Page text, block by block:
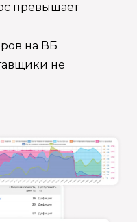
превышает
на ВБ
не